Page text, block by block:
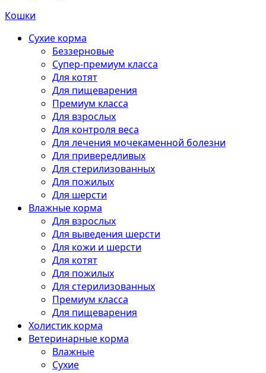
Кошки
Сухие корма
Беззерновые
Супер-премиум класса
Для котят
Для пищеварения
Премиум класса
Для взрослых
Для контроля веса
Для лечения мочекаменной болезни
Для привередливых
Для стерилизованных
Для пожилых
Для шерсти
Влажные корма
Для взрослых
Для выведения шерсти
Для кожи и шерсти
Для котят
Для пожилых
Для стерилизованных
Премиум класса
Для пищеварения
Холистик корма
Ветеринарные корма
Влажные
Сухие